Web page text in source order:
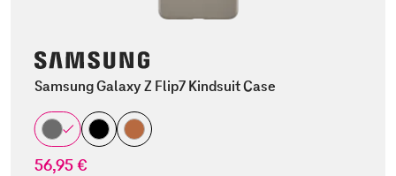
Samsung Galaxy Z Flip7 Kindsuit Case
56,95 €